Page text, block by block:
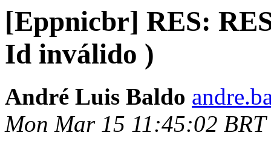
[Eppnicbr] RES:
Id inválido )
André Luis Baldo
Mon Mar 15 11:45:02 BRT